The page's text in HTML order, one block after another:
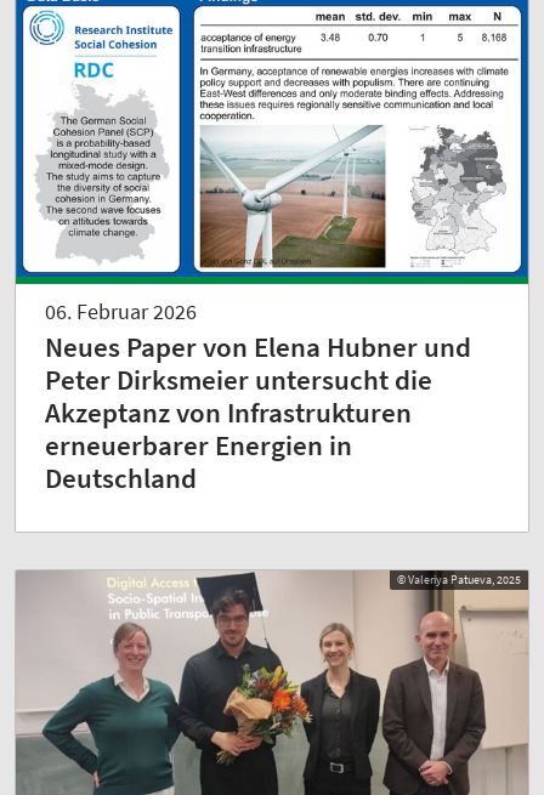
06. Februar 2026
Neues Paper von Elena Hubner und
Peter Dirksmeier untersucht die
Akzeptanz von Infrastrukturen
erneuerbarer Energien in
Deutschland
© Valeriya Patueva, 2025